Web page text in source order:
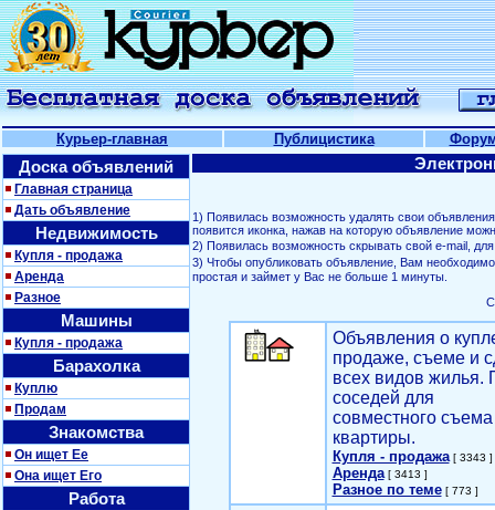
Курьер-главная Публицистика
Доска объявлений
Главная страница
Дать объявление
Недвижимость
Купля - продажа
Аренда
Разное
Машины
Купля - продажа
Барахолка
Куплю
Продам
Знакомства
Он ищет Ее
Она ищет Его
Работа
1) Появилась возможность удалять свои
появится иконка, нажав на которую объявление
2) Появилась возможность скрывать свой е-mail,
3) Чтобы опубликовать объявление, Вам
простая и займет у Вас не больше 1 минуты.
Объявления о
продаже, съеме и
всех видов жилья.
соседей для
совместного съема
квартиры.
Купля - продажа[ 3343 ]
Аренда[ 3413 ]
Разное по теме[ 773 ]